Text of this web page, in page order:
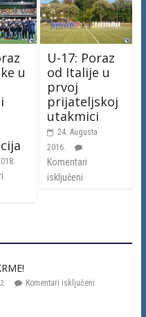
u
U-17: Poraz
od Italije u
prvoj
prijateljskoj
utakmici
24. Augusta
2016.
Komentari
isključeni
Komentari isključeni